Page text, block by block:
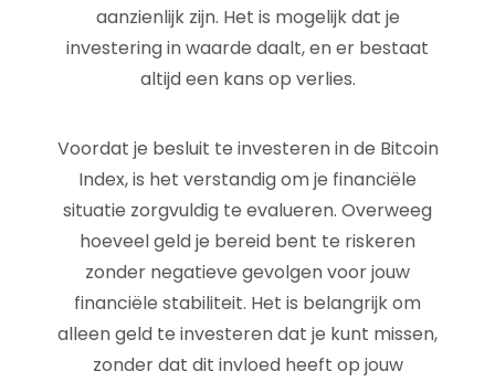
aanzienlijk zijn. Het is mogelijk dat je
investering in waarde daalt, en er bestaat
altijd een kans op verlies.
Voordat je besluit te investeren in de Bitcoin
Index, is het verstandig om je financiële
situatie zorgvuldig te evalueren. Overweeg
hoeveel geld je bereid bent te riskeren
zonder negatieve gevolgen voor jouw
financiële stabiliteit. Het is belangrijk om
alleen geld te investeren dat je kunt missen,
zonder dat dit invloed heeft op jouw